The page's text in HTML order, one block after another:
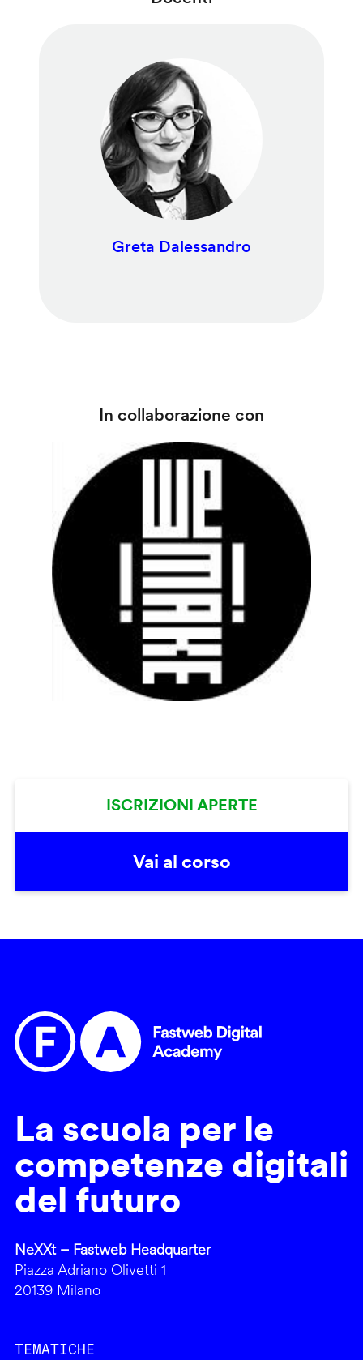
Greta Dalessandro
In collaborazione con
ISCRIZIONI APERTE
Vai al corso
La scuola per le
competenze digitali
del futuro
NeXXt – Fastweb Headquarter
Piazza Adriano Olivetti 1
20139 Milano
TEMATICHE